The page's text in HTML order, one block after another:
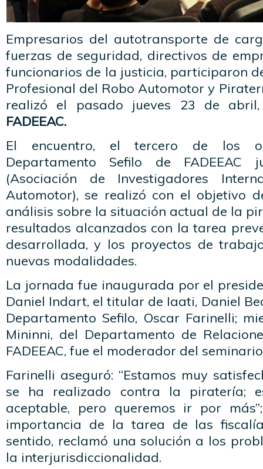
Empresarios del autotransporte de
fuerzas de seguridad, directivos de
funcionarios de la justicia, participaron
Profesional del Robo Automotor y
realizó el pasado jueves 23 de
FADEEAC.
El encuentro, el tercero de los
Departamento Sefilo de
(Asociación de Investigadores
Automotor), se realizó con el objetivo
análisis sobre la situación actual de la
resultados alcanzados con la tarea
desarrollada, y los proyectos de
nuevas modalidades.
La jornada fue inaugurada por el
Daniel Indart, el titular de Iaati, Daniel
Departamento Sefilo, Oscar Farinelli;
Mininni, del Departamento de
FADEEAC, fue el moderador del
Farinelli aseguró: “Estamos muy
se ha realizado contra la piratería;
aceptable, pero queremos ir por
importancia de la tarea de las
sentido, reclamó una solución a los
la interjurisdiccionalidad.